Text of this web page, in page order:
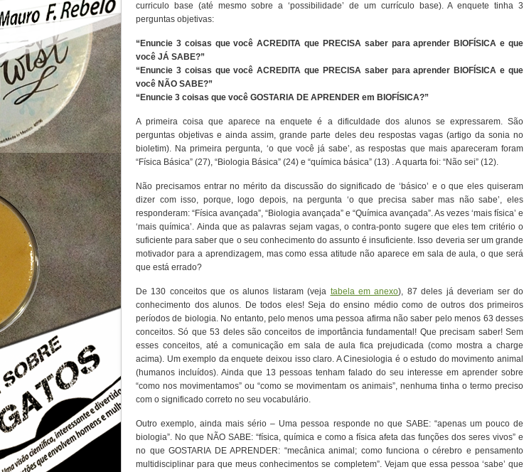
curriculo base (até mesmo sobre a ‘possibilidade’ de um currículo base). A enquete tinha 3
perguntas objetivas:
“Enuncie 3 coisas que você ACREDITA que PRECISA saber para aprender BIOFÍSICA e que
você JÁ SABE?”
“Enuncie 3 coisas que você ACREDITA que PRECISA saber para aprender BIOFÍSICA e que
você NÃO SABE?”
“Enuncie 3 coisas que você GOSTARIA DE APRENDER em BIOFÍSICA?”
A primeira coisa que aparece na enquete é a dificuldade dos alunos se expressarem. São
perguntas objetivas e ainda assim, grande parte deles deu respostas vagas (artigo da sonia no
bioletim). Na primeira pergunta, ‘o que você já sabe’, as respostas que mais apareceram foram
“Física Básica” (27), “Biologia Básica” (24) e “química básica” (13) . A quarta foi: “Não sei” (12).
Não precisamos entrar no mérito da discussão do significado de ‘básico’ e o que eles quiseram
dizer com isso, porque, logo depois, na pergunta ‘o que precisa saber mas não sabe’, eles
responderam: “Física avançada”, “Biologia avançada” e “Química avançada”. As vezes ‘mais física’ e
‘mais química’. Ainda que as palavras sejam vagas, o contra-ponto sugere que eles tem critério o
suficiente para saber que o seu conhecimento do assunto é insuficiente. Isso deveria ser um grande
motivador para a aprendizagem, mas como essa atitude não aparece em sala de aula, o que será
que está errado?
De 130 conceitos que os alunos listaram (veja tabela em anexo), 87 deles já deveriam ser do
conhecimento dos alunos. De todos eles! Seja do ensino médio como de outros dos primeiros
períodos de biologia. No entanto, pelo menos uma pessoa afirma não saber pelo menos 63 desses
conceitos. Só que 53 deles são conceitos de importância fundamental! Que precisam saber! Sem
esses conceitos, até a comunicação em sala de aula fica prejudicada (como mostra a charge
acima). Um exemplo da enquete deixou isso claro. A Cinesiologia é o estudo do movimento animal
(humanos incluídos). Ainda que 13 pessoas tenham falado do seu interesse em aprender sobre
“como nos movimentamos” ou “como se movimentam os animais”, nenhuma tinha o termo preciso
com o significado correto no seu vocabulário.
Outro exemplo, ainda mais sério – Uma pessoa responde no que SABE: “apenas um pouco de
biologia”. No que NÃO SABE: “física, química e como a física afeta das funções dos seres vivos” e
no que GOSTARIA DE APRENDER: “mecânica animal; como funciona o cérebro e pensamento
multidisciplinar para que meus conhecimentos se completem”. Vejam que essa pessoa ‘sabe’ que